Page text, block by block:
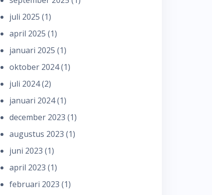
juli 2025 (1)
april 2025 (1)
januari 2025 (1)
oktober 2024(1)
juli 2024(2)
januari 2024(1)
december 2023 (1)
augustus 2023 (1)
juni 2023 (1)
april 2023 (1)
februari 2023 (1)